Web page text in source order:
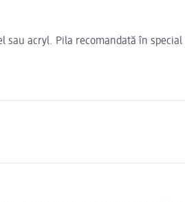
acryl. Pila recomandată în